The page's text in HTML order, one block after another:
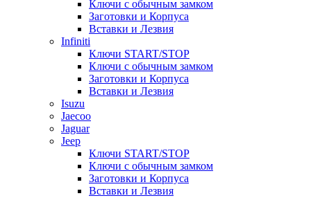
Ключи с обычным замком
Заготовки и Корпуса
Вставки и Лезвия
Infiniti
Ключи START/STOP
Ключи с обычным замком
Заготовки и Корпуса
Вставки и Лезвия
Isuzu
Jaecoo
Jaguar
Jeep
Ключи START/STOP
Ключи с обычным замком
Заготовки и Корпуса
Вставки и Лезвия